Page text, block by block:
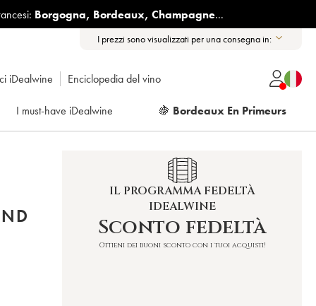
Borgogna, Bordeaux, Champagne...
I prezzi sono visualizzati per una consegna in:
iDealwine Enciclopedia del vino
I must-have iDealwine 🍇 Bordeaux En Primeurs
IL PROGRAMMA FEDELTÀ
IDEALWINE
Sconto fedeltà
Ottieni dei buoni sconto con i tuoi acquisti!